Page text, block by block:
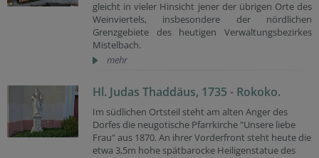
gleicht in vieler Hinsicht jener der übrigen Orte des
Weinviertels, insbesondere der nördlichen
Grenzgebiete des heutigen Verwaltungsbezirkes
Mistelbach.
mehr
Hl. Judas Thaddäus, 1735 - Rokoko.
Im südlichen Ortsteil steht am alten Anger des
Dorfes die neugotische Pfarrkirche "Unsere liebe
Frau" aus 1870. An ihrer Vorderfront steht heute die
etwa 3,5m hohe spätbarocke Heiligenstatue des